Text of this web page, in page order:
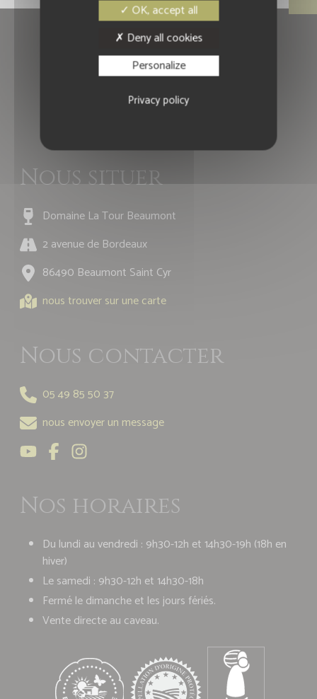
Nous situer
Domaine La Tour Beaumont
2 avenue de Bordeaux
86490 Beaumont Saint Cyr
nous trouver sur une carte
Nous contacter
05 49 85 50 37
nous envoyer un message
Nos horaires
Du lundi au vendredi : 9h30-12h et 14h30-19h (18h en
hiver)
Le samedi : 9h30-12h et 14h30-18h
Fermé le dimanche et les jours fériés.
Vente directe au caveau.
OK, accept all
Deny all cookies
Personalize
Privacy policy